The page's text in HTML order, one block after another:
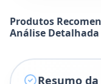
Produtos
Análise
Resumo